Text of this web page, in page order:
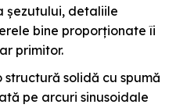
șezutului, detaliile
bine proporționate îi
primitor.
solidă cu spumă
pe arcuri sinusoidale